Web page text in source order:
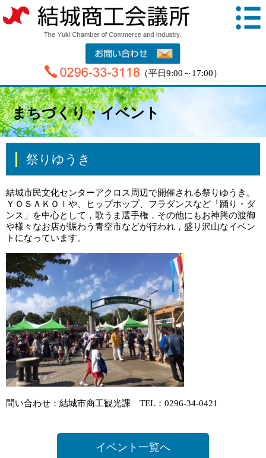
（平日9:00～17:00）
まちづくり・イベント
祭りゆうき
結城市民文化センターアクロス周辺で開催される祭りゆうき。
ＹＯＳＡＫＯＩや、ヒップホップ、フラダンスなど「踊り・ダ
ンス」を中心として，歌うま選手権，その他にもお神輿の渡御
や様々なお店が賑わう青空市などが行われ，盛り沢山なイベン
トになっています。
問い合わせ：結城市商工観光課 TEL：0296-34-0421
イベント一覧へ